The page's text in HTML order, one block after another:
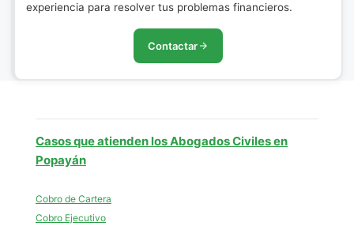
experiencia para resolver tus problemas financieros.
Contactar
Casos que atienden los Abogados Civiles en
Popayán
Cobro de Cartera
Cobro Ejecutivo